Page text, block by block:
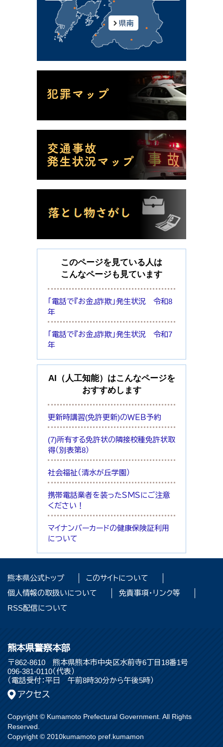
このページを見ている人は
こんなページも見ています
「電話で『お金』詐欺」発生状況 令和8
年
「電話で『お金』詐欺」発生状況 令和7
年
AI（人工知能）はこんなページを
おすすめします
更新時講習(免許更新)のＷＥＢ予約
(7)所有する免許状の隣接校種免許状取
得（別表第8）
社会福祉（清水が丘学園）
携帯電話業者を装ったＳＭＳにご注意
ください！
マイナンバーカードの健康保険証利用
について
熊本県公式トップ
このサイトについて
個人情報の取扱いについて
免責事項・リンク等
RSS配信について
熊本県警察本部
〒862-8610 熊本県熊本市中央区水前寺6丁目18番1号
096-381-0110（代表）
（電話受付：平日 午前8時30分から午後5時）
アクセス
Copyright © Kumamoto Prefectural Government. All Rights
Reserved.
Copyright © 2010kumamoto pref.kumamon